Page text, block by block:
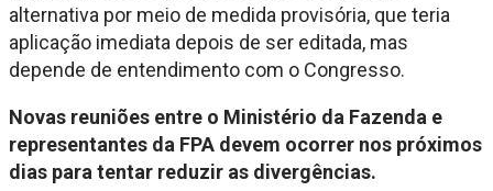
alternativa por meio de medida provisória, que teria
aplicação imediata depois de ser editada, mas
depende de entendimento com o Congresso.
Novas reuniões entre o Ministério da Fazenda e
representantes da FPA devem ocorrer nos próximos
dias para tentar reduzir as divergências.